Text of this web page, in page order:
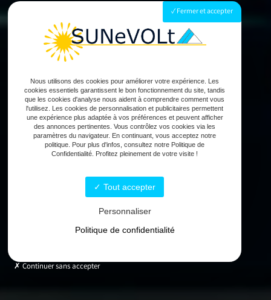
Fermer et accepter
Nous utilisons des cookies pour améliorer votre expérience. Les
cookies essentiels garantissent le bon fonctionnement du site, tandis
que les cookies d'analyse nous aident à comprendre comment vous
l'utilisez. Les cookies de personnalisation et publicitaires permettent
une expérience plus adaptée à vos préférences et peuvent afficher
des annonces pertinentes. Vous contrôlez vos cookies via les
paramètres du navigateur. En continuant, vous acceptez notre
politique. Pour plus d'infos, consultez notre Politique de
Confidentialité. Profitez pleinement de votre visite !
Tout accepter
Personnaliser
Politique de confidentialité
Continuer sans accepter